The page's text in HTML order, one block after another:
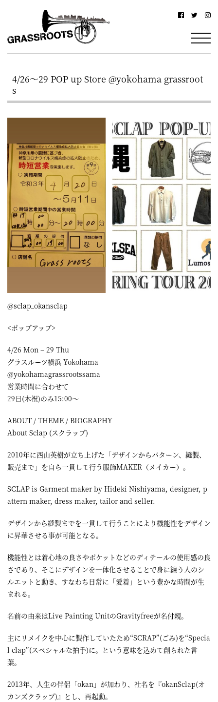
浜
グ
ス
ル
ー
ツ
–
YOKOHAMA
Grassroots
–
駅
北
西
口
か
ら
歩
約
3
分・
鶴
屋
町
に
る
ダ
イ
ニ
ン
グ
バ
4/26～29 POP up Store @yokohama grassroot
s
@sclap_okansclap
<ポップアップ>
4/26 Mon – 29 Thu
グラスルーツ横浜 Yokohama
@yokohamagrassrootssama
営業時間に合わせて
29日(木祝)のみ15:00〜
ABOUT / THEME / BIOGRAPHY
About Sclap (スクラップ)
2010年に西山英樹が立ち上げた「デザインからパターン、縫製、
販売まで」を自ら一貫して行う服飾MAKER（メイカー）。
SCLAP is Garment maker by Hideki Nishiyama, designer, p
attern maker, dress maker, tailor and seller.
デザインから縫製までを一貫して行うことにより機能性をデザイン
に昇華させる事が可能となる。
機能性とは着心地の良さやポケットなどのディテールの使用感の良
さであり、そこにデザインを一体化させることで身に纏う人のシ
ルエットと動き、すなわち日常に「愛着」という豊かな時間が生
まれる。
名前の由来はLive Painting UnitのGravityfreeが名付親。
主にリメイクを中心に製作していたため“SCRAP”(ごみ)を“Specia
l clap”(スペシャルな拍手)に。という意味を込めて創られた言
葉。
2013年、人生の伴侶「okan」が加わり、社名を『okanSclap(オ
カンズクラップ)』とし、再起動。